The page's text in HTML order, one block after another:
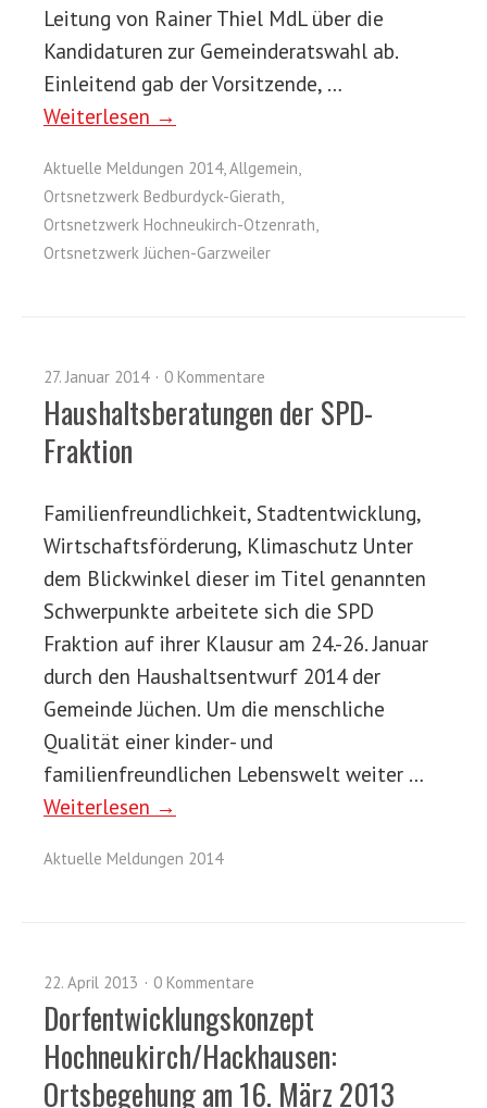
Leitung von Rainer Thiel MdL über die
Kandidaturen zur Gemeinderatswahl ab.
Einleitend gab der Vorsitzende, …
Weiterlesen →
Aktuelle Meldungen 2014,Allgemein,
Ortsnetzwerk Bedburdyck-Gierath,
Ortsnetzwerk Hochneukirch-Otzenrath,
Ortsnetzwerk Jüchen-Garzweiler
27. Januar 2014 0 Kommentare
Haushaltsberatungen der SPD-
Fraktion
Familienfreundlichkeit, Stadtentwicklung,
Wirtschaftsförderung, Klimaschutz Unter
dem Blickwinkel dieser im Titel genannten
Schwerpunkte arbeitete sich die SPD
Fraktion auf ihrer Klausur am 24.-26. Januar
durch den Haushaltsentwurf 2014 der
Gemeinde Jüchen. Um die menschliche
Qualität einer kinder- und
familienfreundlichen Lebenswelt weiter …
Weiterlesen →
Aktuelle Meldungen 2014
22. April 2013 0 Kommentare
Dorfentwicklungskonzept
Hochneukirch/Hackhausen:
Ortsbegehung am 16. März 2013